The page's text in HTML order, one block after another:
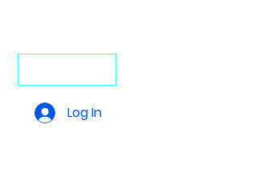
Log In